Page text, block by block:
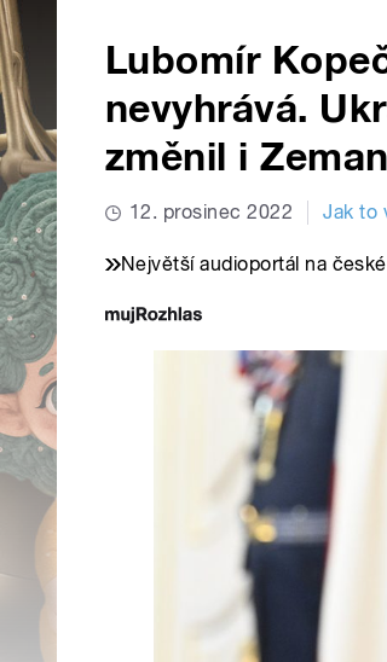
Lubomír
nevyhrává.
změnil i Zeman
12. prosinec 2022 Jak to
Největší audioportál na